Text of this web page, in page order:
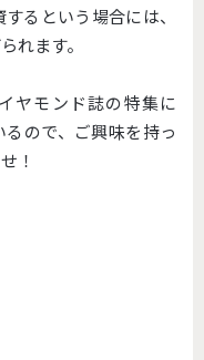
るという場合には、
れます。
ヤモンド誌の特集に
ので、ご興味を持っ
！